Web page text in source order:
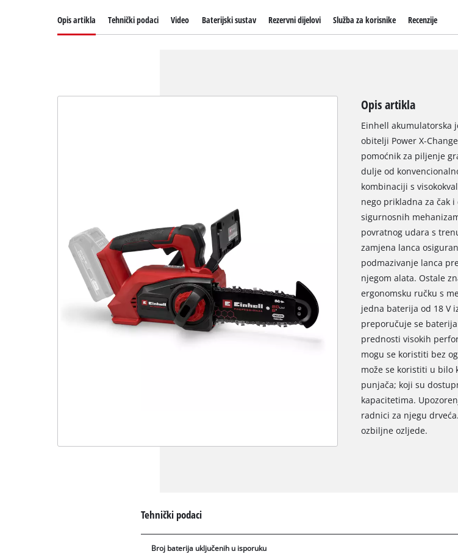
We need your consent to
Opis artikla Tehnički podaci Video Baterijski sustav Rezervni dijelovi Služba za korisnike Recenzije
Opis artikla
Einhell akumulatorska
obitelji Power X-
pomoćnik za piljenje
dulje od
kombinaciji s
nego prikladna za čak i
sigurnosnih
povratnog udara s
zamjena lanca
podmazivanje lanca
njegom alata. Ostale
ergonomsku ručku s
jedna baterija od 18 V
preporučuje se
prednosti visokih
mogu se koristiti bez
može se koristiti u bilo
punjača; koji su
kapacitetima.
radnici za njegu
ozbiljne ozljede.
Tehnički podaci
Broj baterija uključenih u isporuku